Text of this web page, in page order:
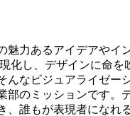
魅力あるアイデアやイ
化し、デザインに命を
んなビジュアライゼー
部のミッションです。
、誰もが表現者になれ